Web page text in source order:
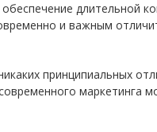
длительной
и важным
принципиальных
маркетинга